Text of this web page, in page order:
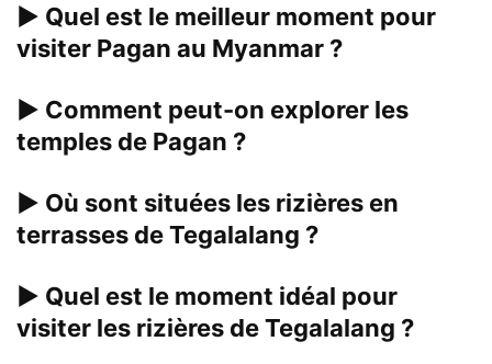
▶ Quel est le meilleur moment pour
visiter Pagan au Myanmar ?
▶ Comment peut-on explorer les
temples de Pagan ?
▶ Où sont situées les rizières en
terrasses de Tegalalang ?
▶ Quel est le moment idéal pour
visiter les rizières de Tegalalang ?